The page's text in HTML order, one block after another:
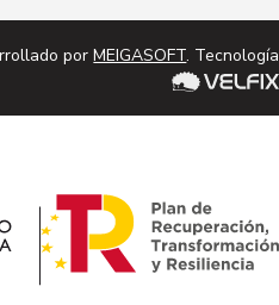
porMEIGASOFT. Tecnología